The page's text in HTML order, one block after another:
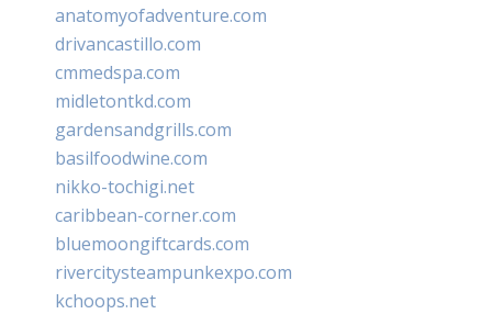
anatomyofadventure.com
drivancastillo.com
cmmedspa.com
midletontkd.com
gardensandgrills.com
basilfoodwine.com
nikko-tochigi.net
caribbean-corner.com
bluemoongiftcards.com
rivercitysteampunkexpo.com
kchoops.net